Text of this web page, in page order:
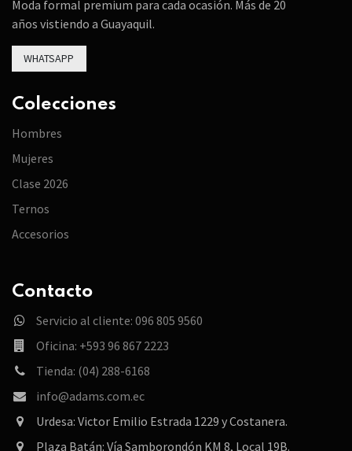
Moda formal premium para cada ocasión. Más de 20
años vistiendo a Guayaquil.
WHATSAPP
Colecciones
Hombres
Mujeres
Clase 2026
Ternos
Accesorios
Contacto
Servicio al cliente: 096 805 9560
Oficina: +593 96 867 2223
Tienda: (04) 288-6168
info@adams.com.ec
Urdesa: Victor Emilio Estrada 1229 y Costanera.
Plaza Batán: Vía Samborondón KM 8, Local 19B.